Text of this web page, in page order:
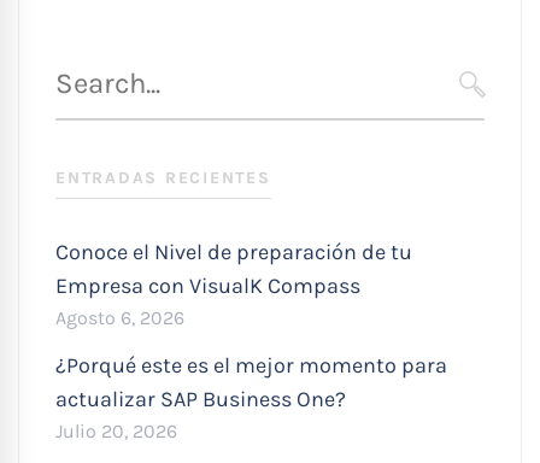
para
ENTRADAS RECIENTES
Conoce el Nivel de preparación de tu
Empresa con VisualK Compass
Agosto 6, 2026
¿Porqué este es el mejor momento para
actualizar SAP Business One?
Julio 20, 2026